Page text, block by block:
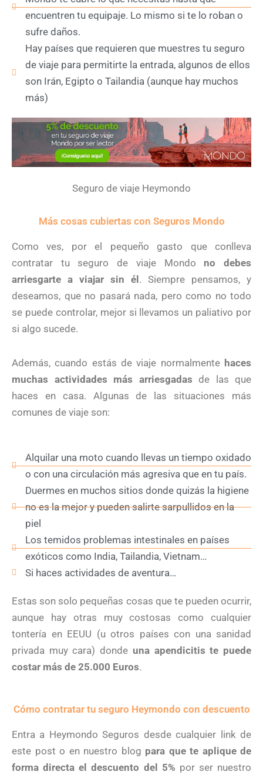
encuentren tu equipaje. Lo mismo si te lo roban o
sufre daños.
Hay países que requieren que muestres tu seguro
de viaje para permitirte la entrada, algunos de ellos
son Irán, Egipto o Tailandia (aunque hay muchos
más)
Seguro de viaje Heymondo
Más cosas cubiertas con Seguros Mondo
Como ves, por el pequeño gasto que conlleva
contratar tu seguro de viaje Mondo no debes
arriesgarte a viajar sin él. Siempre pensamos, y
deseamos, que no pasará nada, pero como no todo
se puede controlar, mejor si llevamos un paliativo por
si algo sucede.
Además, cuando estás de viaje normalmente haces
muchas actividades más arriesgadas de las que
haces en casa. Algunas de las situaciones más
comunes de viaje son:
Alquilar una moto cuando llevas un tiempo oxidado
o con una circulación más agresiva que en tu país.
Duermes en muchos sitios donde quizás la higiene
no es la mejor y pueden salirte sarpullidos en la
piel
Los temidos problemas intestinales en países
exóticos como India, Tailandia, Vietnam…
Si haces actividades de aventura…
Estas son solo pequeñas cosas que te pueden ocurrir,
aunque hay otras muy costosas como cualquier
tontería en EEUU (u otros países con una sanidad
privada muy cara) donde una apendicitis te puede
costar más de 25.000 Euros.
Cómo contratar tu seguro Heymondo con descuento
Entra a Heymondo Seguros desde cualquier link de
este post o en nuestro blog para que te aplique de
forma directa el descuento del 5% por ser nuestro